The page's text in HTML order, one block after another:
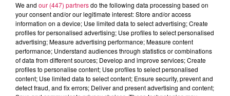
Canal fm
Geoffrey Deloux
La Ligne des Auditeurs
0:00 2 min 41 sec
We and our (447) partnersdo the following data processing based on
your consent and/or our legitimate interest: Store and/or access
information on a device; Use limited data to select advertising; Create
profiles for personalised advertising; Use profiles to select personalised
advertising; Measure advertising performance; Measure content
performance; Understand audiences through statistics or combinations
of data from different sources; Develop and improve services; Create
profiles to personalise content; Use profiles to select personalised
content; Use limited data to select content; Ensure security, prevent and
detect fraud, and fix errors; Deliver and present advertising and content;